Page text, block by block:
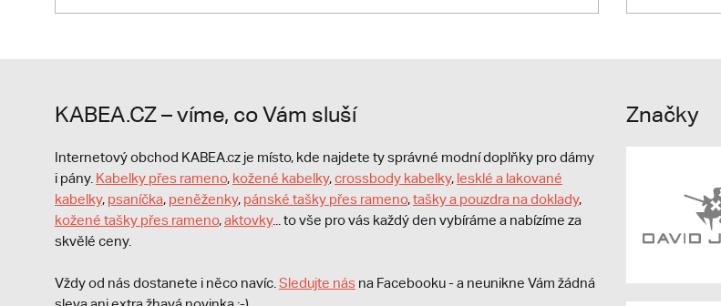
KABEA.CZ – víme, co Vám sluší
Internetový obchod KABEA.cz je místo, kde najdete ty správné modní doplňky pro dámy
i pány. Kabelky přes rameno, kožené kabelky,crossbody kabelky, lesklé a lakované
kabelky, psaníčka, peněženky, pánské tašky přes rameno,tašky a pouzdra na doklady,
kožené tašky přes rameno,aktovky... to vše pro vás každý den vybíráme a nabízíme za
skvělé ceny.
Vždy od nás dostanete i něco navíc. Sledujte nás na Facebooku - a neunikne Vám žádná
Značky